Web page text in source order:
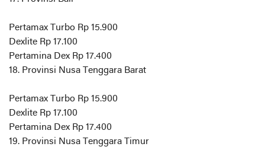
Pertamax Turbo Rp 15.900
Dexlite Rp 17.100
Pertamina Dex Rp 17.400
18. Provinsi Nusa Tenggara Barat
Pertamax Turbo Rp 15.900
Dexlite Rp 17.100
Pertamina Dex Rp 17.400
19. Provinsi Nusa Tenggara Timur